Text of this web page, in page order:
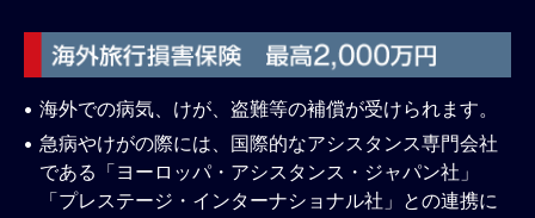
海外での病気、けが、盗難等の補償が受けられます。
急病やけがの際には、国際的なアシスタンス専門会社
である「ヨーロッパ・アシスタンス・ジャパン社」
「プレステージ・インターナショナル社」との連携に